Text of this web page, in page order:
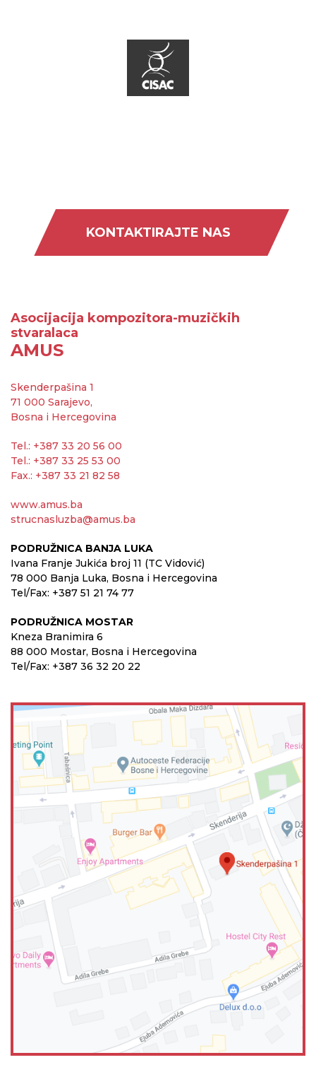
KONTAKTIRAJTE NAS
Asocijacija kompozitora-muzičkih
stvaralaca
AMUS
Skenderpašina 1
71 000 Sarajevo,
Bosna i Hercegovina
Tel.: +387 33 20 56 00
Tel.: +387 33 25 53 00
Fax.: +387 33 21 82 58
www.amus.ba
strucnasluzba@amus.ba
PODRUŽNICA BANJA LUKA
Ivana Franje Jukića broj 11 (TC Vidović)
78 000 Banja Luka, Bosna i Hercegovina
Tel/Fax: +387 51 21 74 77
PODRUŽNICA MOSTAR
Kneza Branimira 6
88 000 Mostar, Bosna i Hercegovina
Tel/Fax: +387 36 32 20 22